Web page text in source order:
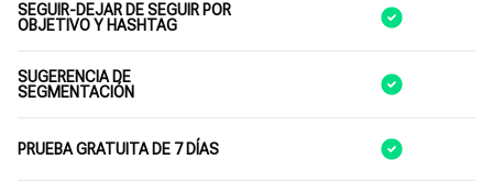
SEGUIR-DEJAR DE SEGUIR POR
OBJETIVO Y HASHTAG
SUGERENCIA DE
SEGMENTACIÓN
PRUEBA GRATUITA DE 7 DÍAS